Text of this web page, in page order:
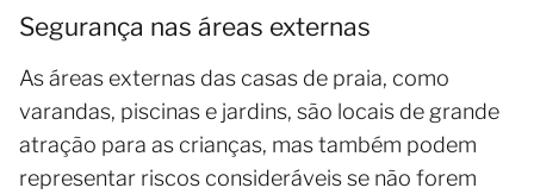
Segurança nas áreas externas
As áreas externas das casas de praia, como
varandas, piscinas e jardins, são locais de grande
atração para as crianças, mas também podem
representar riscos consideráveis se não forem